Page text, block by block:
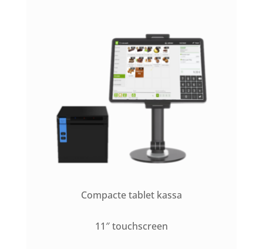
Compacte tablet kassa
11″ touchscreen